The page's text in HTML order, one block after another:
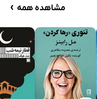
مشاهده همه ›